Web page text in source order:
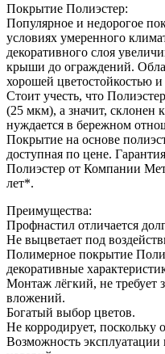
Покрытие Полиэстер:
Популярное и недорогое
условиях умеренного
декоративного слоя
крыши до ограждений.
хорошей цветостойкостью
Стоит учесть, что
(25 мкм), а значит, склонен
нуждается в бережном
Покрытие на основе
доступная по цене.
Полиэстер от Компании
лет*.
Преимущества:
Профнастил отличается
Не выцветает под
Полимерное покрытие
декоративные
Монтаж лёгкий, не требует
вложений.
Богатый выбор цветов.
Не корродирует, поскольку
Возможность эксплуатации